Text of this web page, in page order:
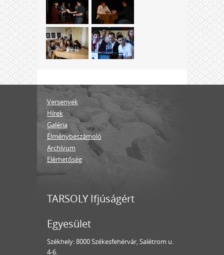
Versenyek
Hírek
Galéria
Élménybeszámoló
Archívum
Elérhetőség
TARSOLY Ifjúságért
Egyesület
Székhely: 8000 Székesfehérvár, Salétrom u.
4-6.